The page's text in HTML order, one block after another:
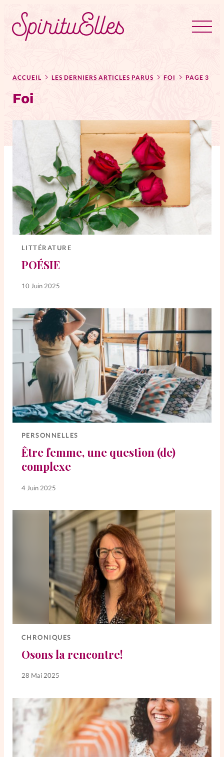
Tous les articles
Actus
Astuces
Bible
Chroniques
Dossiers
Edito
Elles nous inspirent
Entre4yeux
Lifestyle
Littérature
PersonnElles
RelationnElles
Shopping Spi
Si(x) simple de...
SpirituElles devient Relations
Aujourd’hui!
Faire un don
La Boutique
La Pause SpirituElles - toutes les
éditions
Mon compte
Changement d'adresse
ACCUEIL LES DERNIERS ARTICLES PARUS FOI PAGE 3
Foi
LITTÉRATURE
POÉSIE
10 Juin 2025
PERSONNELLES
Être femme, une question (de)
complexe
4 Juin 2025
CHRONIQUES
Osons la rencontre!
28 Mai 2025